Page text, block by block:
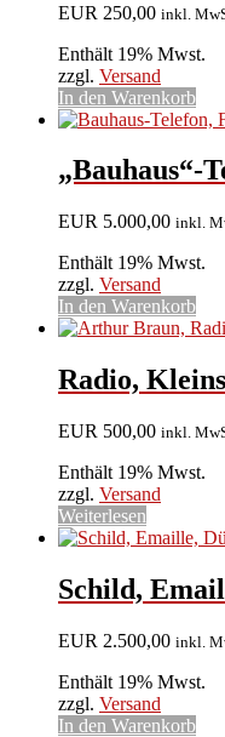
EUR 250,00 inkl.
Enthält 19% Mwst.
zzgl. Versand
In den Warenkorb
„Bauhaus“-
EUR 5.000,00 inkl.
Enthält 19% Mwst.
zzgl. Versand
In den Warenkorb
Radio,
EUR 500,00 inkl.
Enthält 19% Mwst.
zzgl. Versand
Weiterlesen
Schild,
EUR 2.500,00 inkl.
Enthält 19% Mwst.
zzgl. Versand
In den Warenkorb